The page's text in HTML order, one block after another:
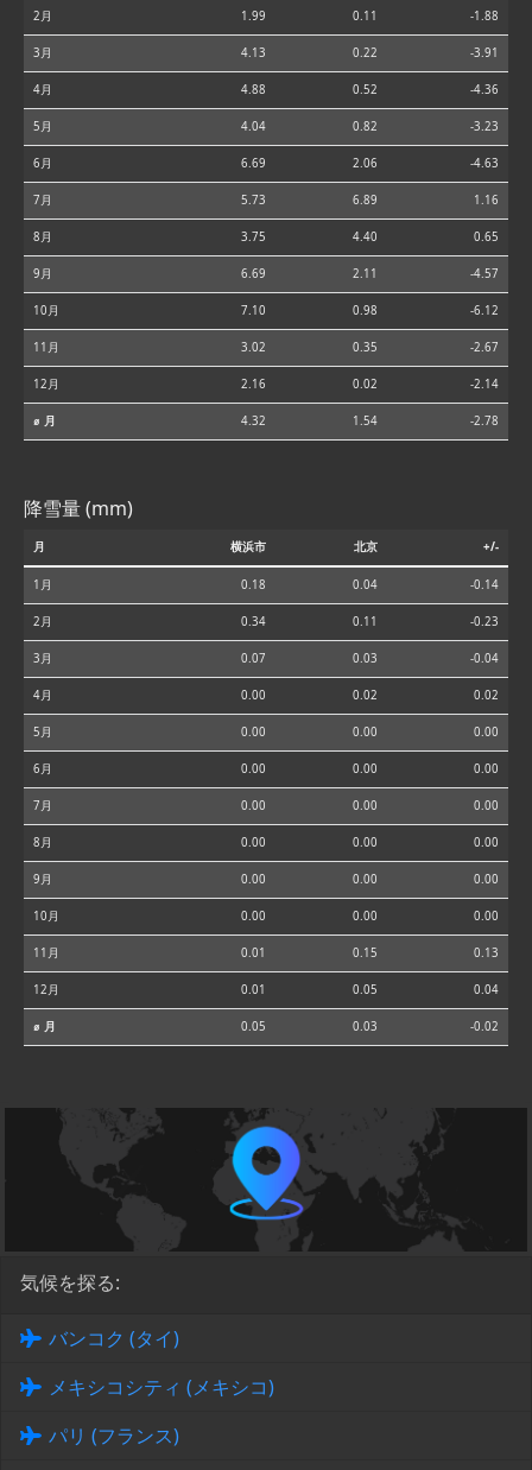
2月 1.99 0.11 -1.88
3月 4.13 0.22 -3.91
4月 4.88 0.52 -4.36
5月 4.04 0.82 -3.23
6月 6.69 2.06 -4.63
7月 5.73 6.89 1.16
8月 3.75 4.40 0.65
9月 6.69 2.11 -4.57
10月 7.10 0.98 -6.12
11月 3.02 0.35 -2.67
12月 2.16 0.02 -2.14
⌀ 月 4.32 1.54 -2.78
降雪量 (mm)
月 横浜市 北京 +/-
1月 0.18 0.04 -0.14
2月 0.34 0.11 -0.23
3月 0.07 0.03 -0.04
4月 0.00 0.02 0.02
5月 0.00 0.00 0.00
6月 0.00 0.00 0.00
7月 0.00 0.00 0.00
8月 0.00 0.00 0.00
9月 0.00 0.00 0.00
10月 0.00 0.00 0.00
11月 0.01 0.15 0.13
12月 0.01 0.05 0.04
⌀ 月 0.05 0.03 -0.02
気候を探る:
バンコク (タイ)
メキシコシティ (メキシコ)
パリ (フランス)